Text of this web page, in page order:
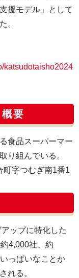
援モデル」として
。
katsudotaisho2024
要
食品スーパーマー
り組んでいる。
町字つむぎ南1番1
ップに特化した
4,000社、約
っぱいなことか
れる。